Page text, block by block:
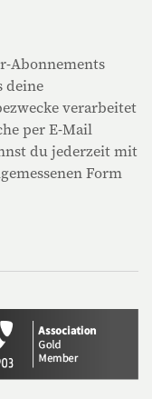
Abonnements
deine
verarbeitet
per E-Mail
du jederzeit mit
Form